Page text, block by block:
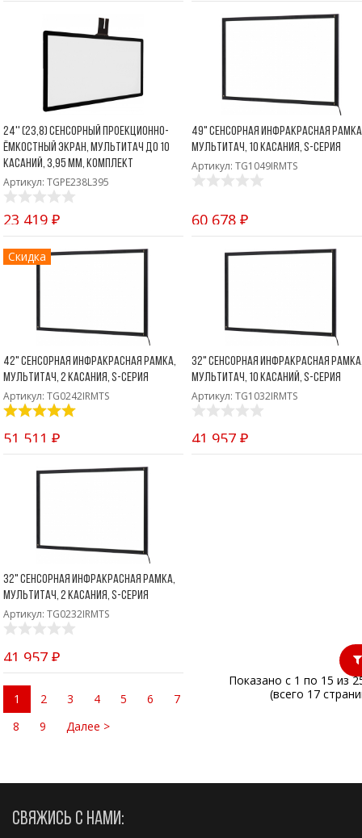
24'' (23,8) Сенсорный проекционно-
ёмкостный экран, мультитач до 10
касаний, 3,95 мм, комплект
Артикул: TGPE238L395
23 419 ₽
49" Сенсорная инфракрасная
мультитач, 10 касания, S-серия
Артикул: TG1049IRMTS
60 678 ₽
Скидка
42" Сенсорная инфракрасная рамка,
мультитач, 2 касания, S-серия
Артикул: TG0242IRMTS
51 511 ₽
32" Сенсорная инфракрасная
мультитач, 10 касаний, S-серия
Артикул: TG1032IRMTS
41 957 ₽
32" Сенсорная инфракрасная рамка,
мультитач, 2 касания, S-серия
Артикул: TG0232IRMTS
41 957 ₽
1 2 3 4 5 6
7
8
9 Далее >
Показано с 1 по 15 из
(всего 17
СВЯЖИСЬ С НАМИ: